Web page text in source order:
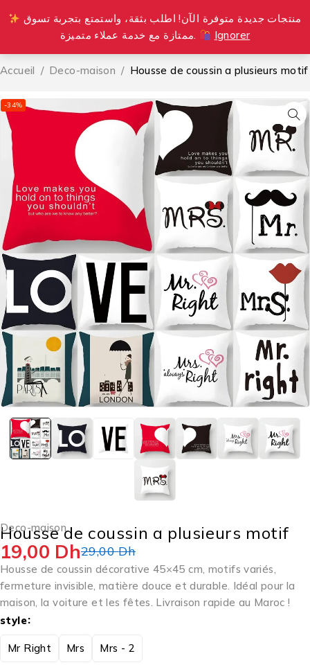
ممتازة مع خدمة عملاء متميزة.
Ignorer
0
Accueil / Deco-maison / Housse de coussin a plusieurs motif
-34%
Deco-maison
Housse de coussin a plusieurs motif
29,00Dh
19,00 Dh
Housse de coussin décorative 45×45 cm, motifs variés,
fermeture invisible, matière douce et durable. Idéal pour la
maison, la voiture et les fêtes. Livraison rapide au Maroc !
style
Mr Right Mrs Mrs - 2